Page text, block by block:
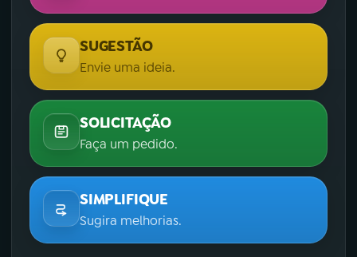
SUGESTÃO
Envie uma ideia.
SOLICITAÇÃO
Faça um pedido.
SIMPLIFIQUE
Sugira melhorias.